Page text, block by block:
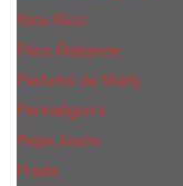
Nina Ricci
Paco Rabanne
Parfums de Marly
Penhaligon's
Pepe Jeans
Prada